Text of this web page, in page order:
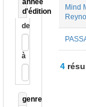
d'édition
de
à
genre
Mind
4